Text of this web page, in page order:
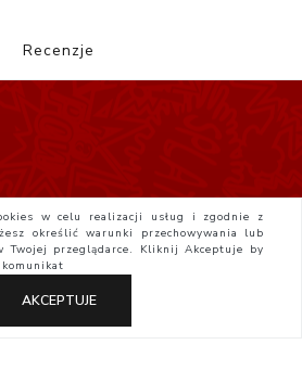
Recenzje
w celu realizacji usług i zgodnie z
określić warunki przechowywania lub
Twojej przeglądarce. KliknijAkceptuje by
AKCEPTUJE